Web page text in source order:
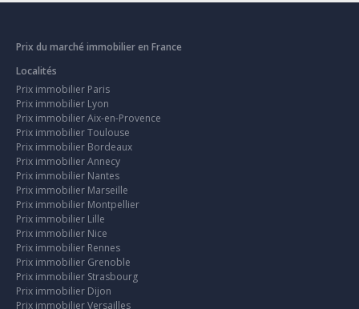
Prix du marché immobilier en France
Localités
Prix immobilier Paris
Prix immobilier Lyon
Prix immobilier Aix-en-Provence
Prix immobilier Toulouse
Prix immobilier Bordeaux
Prix immobilier Annecy
Prix immobilier Nantes
Prix immobilier Marseille
Prix immobilier Montpellier
Prix immobilier Lille
Prix immobilier Nice
Prix immobilier Rennes
Prix immobilier Grenoble
Prix immobilier Strasbourg
Prix immobilier Dijon
Prix immobilier Versailles